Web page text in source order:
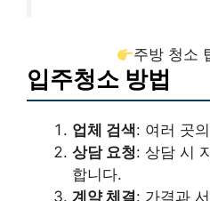
주방 청소
입주청소 방법
업체 검색: 여러 곳
상담 요청: 상담 시
합니다.
계약 체결: 가격과